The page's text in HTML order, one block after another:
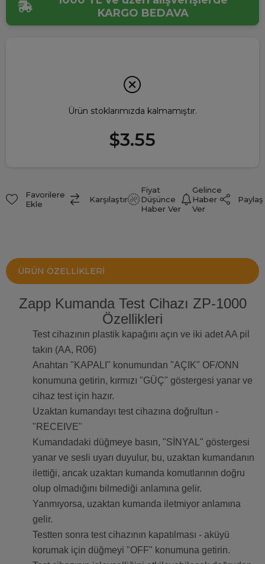
KARGO BEDAVA
Ürün stoklarımızda kalmamıştır.
$3.55
Favorilere
Ekle
Karşılaştır
Fiyat
Düşünce
Haber Ver
Gelince
Haber
Ver
Paylaş
ÜRÜN ÖZELLIKLERI
Zapp Kumanda Test Cihazı ZP-1000
Özellikleri
Test cihazının plastik kapağını açın ve iki adet AA pil
takın (AA, R06)
Anahtarı "KAPALI" konumundan "AÇIK" OF/ONN
konumuna getirin, kırmızı "GÜÇ" göstergesi yanar ve
cihaz test için hazır.
Uzaktan kumandayı test cihazına doğrultun -
"RECEIVE"
Kumandadaki düğmeye basın, "SİNYAL" göstergesi
yanar ve sesli uyarı duyulur, bu, uzaktan kumandanın
ilettiği, ancak uzaktan kumanda komutlarının doğru
olup olmadığını bilmediği anlamına gelir.
Yanmıyorsa, uzaktan kumanda iletmiyor anlamına
gelir.
Testten sonra test cihazının kapatılması - aküyü
korumak için düğmeyi "OFF" konumuna getirin.